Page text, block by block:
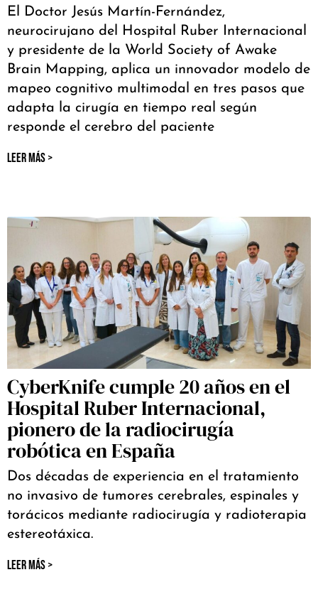
El Doctor Jesús Martín-Fernández,
neurocirujano del Hospital Ruber Internacional
y presidente de la World Society of Awake
Brain Mapping, aplica un innovador modelo de
mapeo cognitivo multimodal en tres pasos que
adapta la cirugía en tiempo real según
responde el cerebro del paciente
LEER MÁS >
CyberKnife cumple 20 años en el
Hospital Ruber Internacional,
pionero de la radiocirugía
robótica en España
Dos décadas de experiencia en el tratamiento
no invasivo de tumores cerebrales, espinales y
torácicos mediante radiocirugía y radioterapia
estereotáxica.
LEER MÁS >